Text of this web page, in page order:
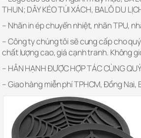
THUN; DÂY KÉO TÚI XÁCH, BALÔ DU
– Nhãn in ép chuyển nhiệt, nhãn TPU,
– Công ty chúng tôi sẽ cung cấp cho
chất lượng cao, giá cạnh tranh. Không
– HÂN HẠNH ĐƯỢC HỢP TÁC CÙNG
– Giao hàng miễn phí TPHCM, Đồng